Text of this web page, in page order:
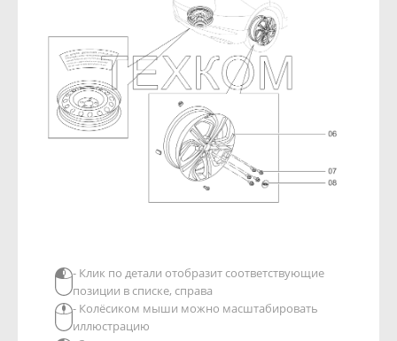
- Клик по детали отобразит соответствующие
позиции в списке, справа
- Колёсиком мыши можно масштабировать
иллюстрацию